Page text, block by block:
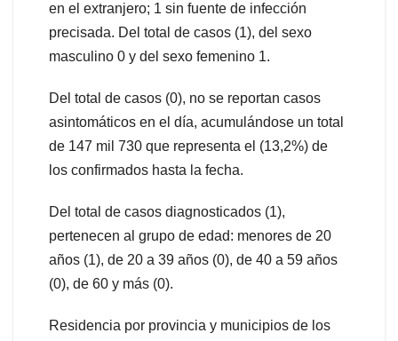
en el extranjero; 1 sin fuente de infección
precisada. Del total de casos (1), del sexo
masculino 0 y del sexo femenino 1.
Del total de casos (0), no se reportan casos
asintomáticos en el día, acumulándose un total
de 147 mil 730 que representa el (13,2%) de
los confirmados hasta la fecha.
Del total de casos diagnosticados (1),
pertenecen al grupo de edad: menores de 20
años (1), de 20 a 39 años (0), de 40 a 59 años
(0), de 60 y más (0).
Residencia por provincia y municipios de los